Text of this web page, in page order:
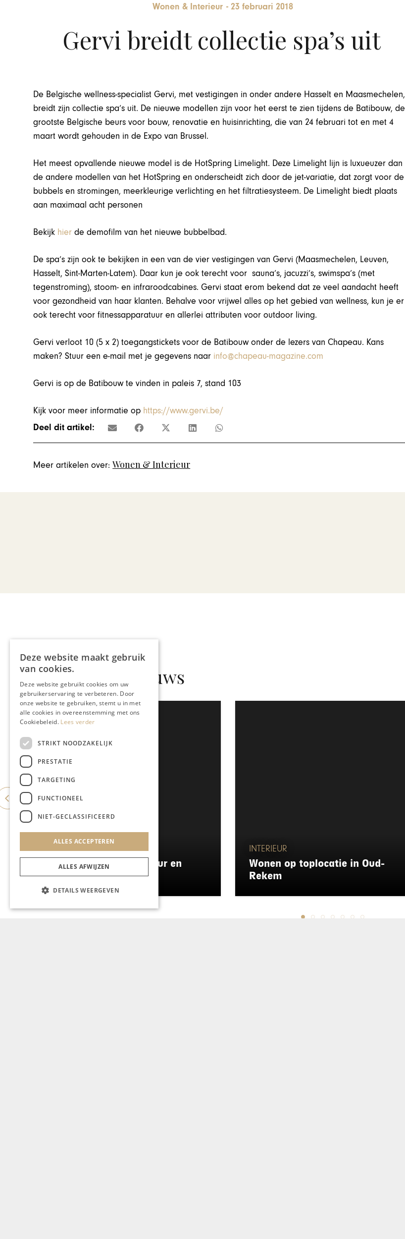
Wonen & Interieur - 23 februari 2018
Gervi breidt collectie spa’s uit
De Belgische wellness-specialist Gervi, met vestigingen in onder andere Hasselt en Maasmechelen,
breidt zijn collectie spa’s uit. De nieuwe modellen zijn voor het eerst te zien tijdens de Batibouw, de
grootste Belgische beurs voor bouw, renovatie en huisinrichting, die van 24 februari tot en met 4
maart wordt gehouden in de Expo van Brussel.
Het meest opvallende nieuwe model is de HotSpring Limelight. Deze Limelight lijn is luxueuzer dan
de andere modellen van het HotSpring en onderscheidt zich door de jet-variatie, dat zorgt voor de
bubbels en stromingen, meerkleurige verlichting en het filtratiesysteem. De Limelight biedt plaats
aan maximaal acht personen
Bekijk hier de demofilm van het nieuwe bubbelbad.
De spa’s zijn ook te bekijken in een van de vier vestigingen van Gervi (Maasmechelen, Leuven,
Hasselt, Sint-Marten-Latem). Daar kun je ook terecht voor sauna’s, jacuzzi’s, swimspa’s (met
tegenstroming), stoom- en infraroodcabines. Gervi staat erom bekend dat ze veel aandacht heeft
voor gezondheid van haar klanten. Behalve voor vrijwel alles op het gebied van wellness, kun je er
ook terecht voor fitnessapparatuur en allerlei attributen voor outdoor living.
Gervi verloot 10 (5 x 2) toegangstickets voor de Batibouw onder de lezers van Chapeau. Kans
maken? Stuur een e-mail met je gegevens naar info@chapeau-magazine.com
Gervi is op de Batibouw te vinden in paleis 7, stand 103
Kijk voor meer informatie op https://www.gervi.be/
Deel dit artikel:
Meer artikelen over: Wonen & Interieur
Gerelateerd nieuws
WONEN & INTERIEUR
Wonen tussen stad, natuur en
motorolie
INTERIEUR
Wonen op toplocatie in Oud-
Rekem
Deze website maakt gebruik
van cookies.
Deze website gebruikt cookies om uw
gebruikerservaring te verbeteren. Door
onze website te gebruiken, stemt u in met
alle cookies in overeenstemming met ons
Cookiebeleid. Lees verder
STRIKT NOODZAKELIJK
PRESTATIE
TARGETING
FUNCTIONEEL
NIET-GECLASSIFICEERD
ALLES ACCEPTEREN
ALLES AFWIJZEN
DETAILS WEERGEVEN